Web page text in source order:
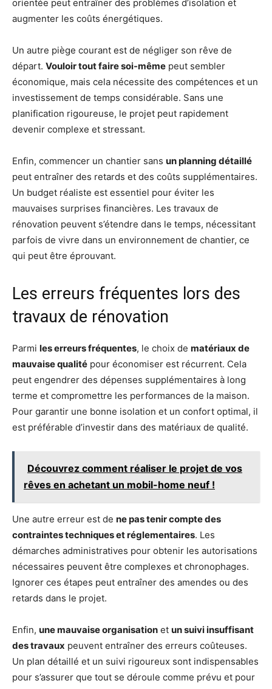
orientée peut entraîner des problèmes d’isolation et
augmenter les coûts énergétiques.
Un autre piège courant est de négliger son rêve de
départ. Vouloir tout faire soi-même peut sembler
économique, mais cela nécessite des compétences et un
investissement de temps considérable. Sans une
planification rigoureuse, le projet peut rapidement
devenir complexe et stressant.
Enfin, commencer un chantier sans un planning détaillé
peut entraîner des retards et des coûts supplémentaires.
Un budget réaliste est essentiel pour éviter les
mauvaises surprises financières. Les travaux de
rénovation peuvent s’étendre dans le temps, nécessitant
parfois de vivre dans un environnement de chantier, ce
qui peut être éprouvant.
Les erreurs fréquentes lors des
travaux de rénovation
Parmi les erreurs fréquentes, le choix de matériaux de
mauvaise qualité pour économiser est récurrent. Cela
peut engendrer des dépenses supplémentaires à long
terme et compromettre les performances de la maison.
Pour garantir une bonne isolation et un confort optimal, il
est préférable d’investir dans des matériaux de qualité.
Découvrez comment réaliser le projet de vos
rêves en achetant un mobil-home neuf !
Une autre erreur est de ne pas tenir compte des
contraintes techniques et réglementaires. Les
démarches administratives pour obtenir les autorisations
nécessaires peuvent être complexes et chronophages.
Ignorer ces étapes peut entraîner des amendes ou des
retards dans le projet.
Enfin, une mauvaise organisation et un suivi insuffisant
des travaux peuvent entraîner des erreurs coûteuses.
Un plan détaillé et un suivi rigoureux sont indispensables
pour s’assurer que tout se déroule comme prévu et pour